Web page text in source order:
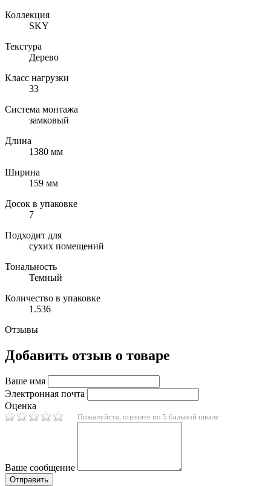
Коллекция
SKY
Текстура
Дерево
Класс нагрузки
33
Система монтажа
замковый
Длина
1380 мм
Ширина
159 мм
Досок в упаковке
7
Подходит для
сухих помещений
Тональность
Темный
Количество в упаковке
1.536
Отзывы
Добавить отзыв о товаре
Ваше имя
Электронная почта
Оценка
Пожалуйста, оцените по 5 бальной шкале
Ваше сообщение